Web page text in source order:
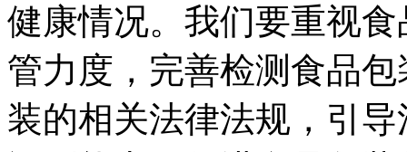
健康情况。我们要重视
管力度，完善检测食品
装的相关法律法规，引